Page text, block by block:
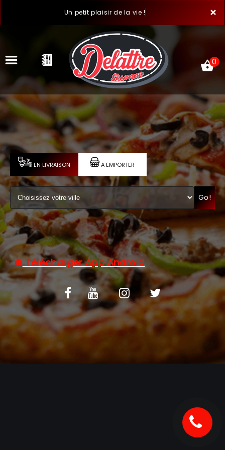
×
Un petit plaisir de la vie !
ACCUEIL
LA CARTE
VOTRE COMPTE
NOTRE RESTAURANT
VOS AVIS
MENTIONS LÉGALES
C.G.V
0
EN LIVRAISON A EMPORTER
Go!
Télécharger App Android